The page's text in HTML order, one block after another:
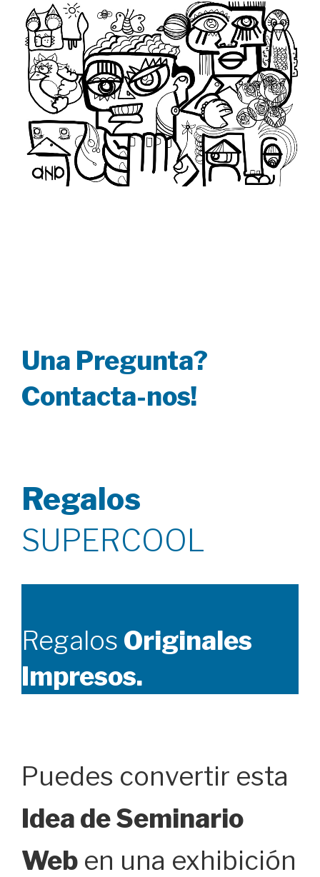
Una Pregunta?
Contacta-nos!
Regalos
SUPERCOOL
Regalos Originales
Impresos.
Puedes convertir esta
Idea de Seminario
Web en una exhibición